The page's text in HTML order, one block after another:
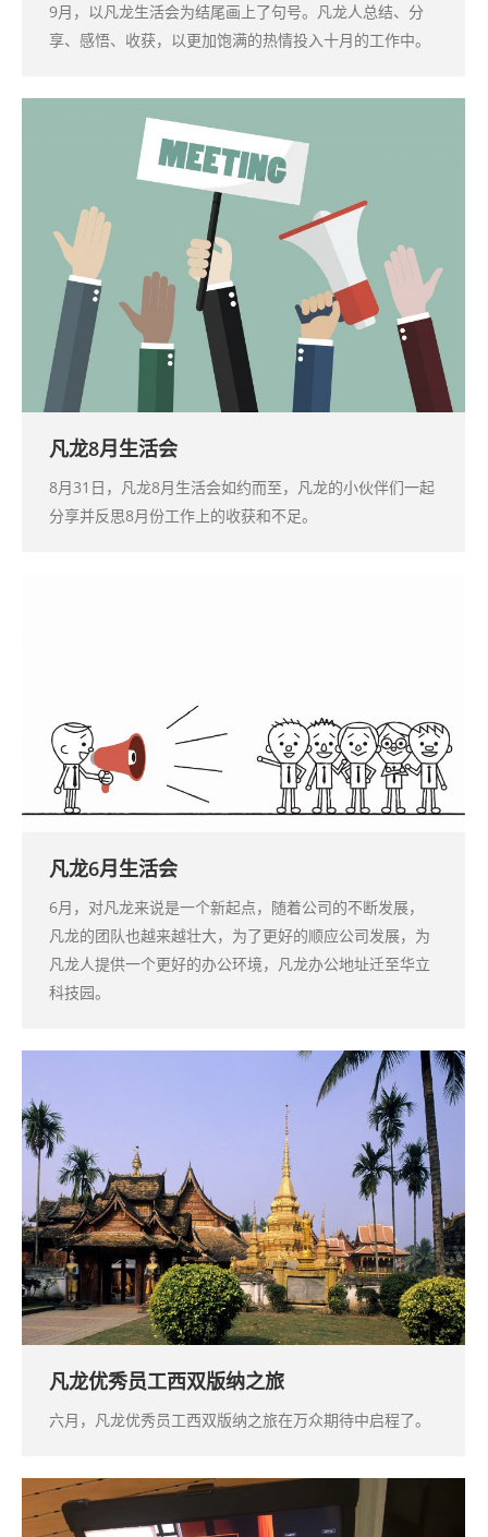
9月，以凡龙生活会为结尾画上了句号。凡龙人总结、分
享、感悟、收获，以更加饱满的热情投入十月的工作中。
凡龙8月生活会
8月31日，凡龙8月生活会如约而至，凡龙的小伙伴们一起
分享并反思8月份工作上的收获和不足。
凡龙6月生活会
6月，对凡龙来说是一个新起点，随着公司的不断发展，
凡龙的团队也越来越壮大，为了更好的顺应公司发展，为
凡龙人提供一个更好的办公环境，凡龙办公地址迁至华立
科技园。
凡龙优秀员工西双版纳之旅
六月，凡龙优秀员工西双版纳之旅在万众期待中启程了。